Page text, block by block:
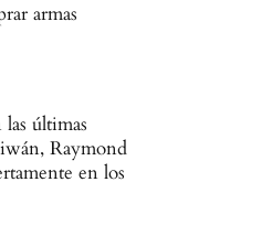
armas
últimas
Raymond
en los